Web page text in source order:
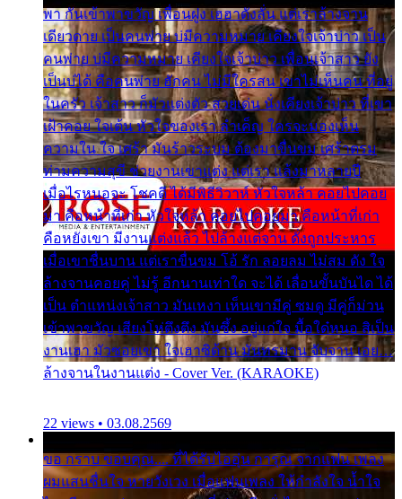
พา กันเข้าพาขวัญ เพื่อนฝูง เฮฮาดังลั่น แต่เราล้างจาน
เดียวดาย เป็นคนพ่าย บ่มีความหมาย เคียงใจเจ้าบ่าว เป็น
คนพ่าย บ่มีความหมาย เคียงใจเจ้าบ่าว เพื่อนเจ้าสาว ยัง
เป็นบ่ได้ คือคนพ่าย ฮักคน ไม่มีใครสน เขาไม่เห็นคน ที่อยู่
ในครัว เจ้าสาว ก็มัวแต่งตัว สวยเด่น นั่งเคียงเจ้าบ่าว ที่เขา
เฝ้าคอย ใจเต้น หัวใจของเรา ลำเค็ญ ใครจะมองเห็น
ความใน ใจ เศร้า มันร้าวระบม ต้องมาขื่นขม เศร้าตรม
ท่ามความสุขี ช่วยงานเขาแต่ง แต่เรา แล้งมาหลายปี
เมื่อไรหนอจะ โชคดี ได้มีพิธีวิวาห์ หัวใจหล้า คอยไปคอย
มา คือหน้าที่เก่า หัวใจหล้า คอยไปคอยมา คือหน้าที่เก่า
คือหยังเขา มีงานแต่งแล้ว ไปล้างแต่จาน ดั่งถูกประหาร
เมื่อเขาชื่นบาน แต่เราขื่นขม โอ้ รัก ลอยลม ไม่สม ดัง ใจ
ล้างจานคอยคู่ ไม่รู้ อีกนานเท่าใด จะได้ เลื่อนขั้นบันได ได้
เป็น ตำแหน่งเจ้าสาว มันเหงา เห็นเขามีคู่ ซมดู มีคู่ก็ม่วน
เข้าพาขวัญ เสียงโห่ตึงตึง มันซึ้ง อยู่แก่ใจ มื้อใด๋หนอ สิเป็น
งานเฮา มัวซอยเขา ใจเฮาซิด้าน มันทรมาน จับจาน เอย…
ล้างจานในงานแต่ง - Cover Ver. (KARAOKE)
22 views • 03.08.2569
ขอ กราบ ขอบคุณ.... ที่ได้รับไออุ่น การุณ จากแฟน เพลง
ผมแสนชื่นใจ หายวังเวง เมื่อแฟนเพลง ให้กำลังใจ น้ำใจ